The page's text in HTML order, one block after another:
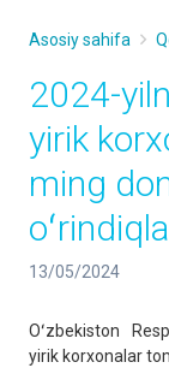
Asosiy sahifa
2024-
yirik
ming
13/05/2024
Oʻzbekiston
yirik korxonalar